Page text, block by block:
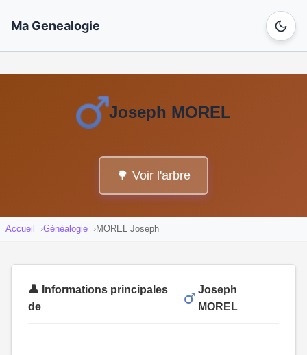
Ma Genealogie
Joseph MOREL
🌳 Voir l'arbre
Accueil Généalogie MOREL Joseph
👤 Informations principales
de
Joseph
MOREL